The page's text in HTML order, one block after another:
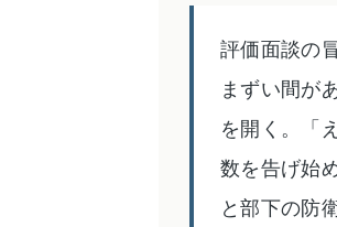
評価面談の
まずい間が
を開く。「
数を告げ始
と部下の防